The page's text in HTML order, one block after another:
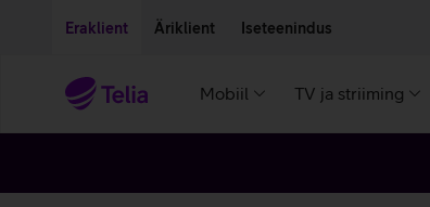
Eraklient Äriklient Iseteenindus
Mobiil TV ja striiming